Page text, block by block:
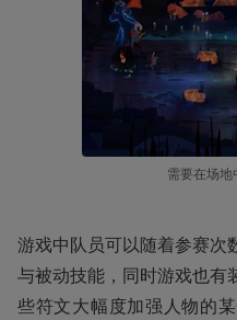
需要在场
游戏中队员可以随着参赛次
与被动技能，同时游戏也有
些符文大幅度加强人物的